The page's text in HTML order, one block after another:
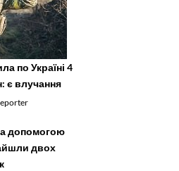
по Україні 4
є влучання
допомогою
двох